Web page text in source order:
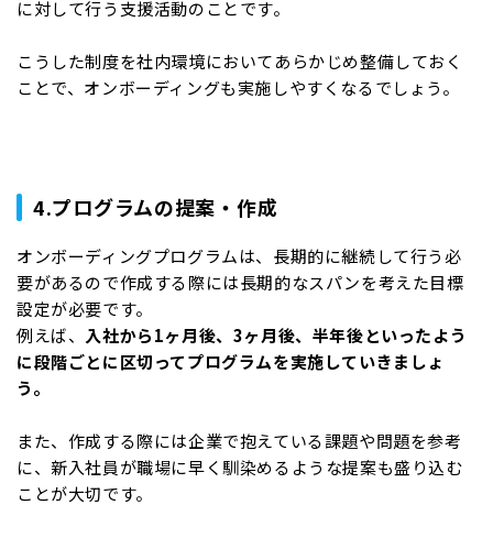
に対して行う支援活動のことです。
こうした制度を社内環境においてあらかじめ整備しておく
ことで、オンボーディングも実施しやすくなるでしょう。
4.プログラムの提案・作成
オンボーディングプログラムは、長期的に継続して行う必
要があるので作成する際には長期的なスパンを考えた目標
設定が必要です。
例えば、 入社から1ヶ月後、3ヶ月後、半年後といったよう
に段階ごとに区切ってプログラムを実施していきましょ
う。
また、作成する際には企業で抱えている課題や問題を参考
に、新入社員が職場に早く馴染めるような提案も盛り込む
ことが大切です。